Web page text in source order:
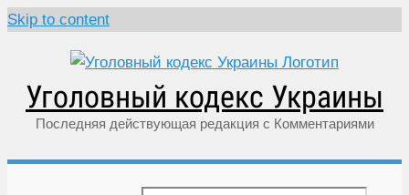
Skip to content
Уголовный кодекс Украины
Последняя действующая редакция с Комментариями